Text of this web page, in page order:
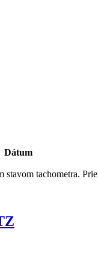
Dátum
tachometra.